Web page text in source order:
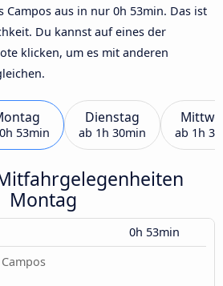
Campos aus in nur 0h 53min. Das ist
Du kannst auf eines der
klicken, um es mit anderen
0h 53min
Dienstag
ab 1h 30min ab 1h
Montag
0h 53min